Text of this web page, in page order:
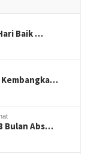
Baik …
Kembangka…
Bulan Abs…